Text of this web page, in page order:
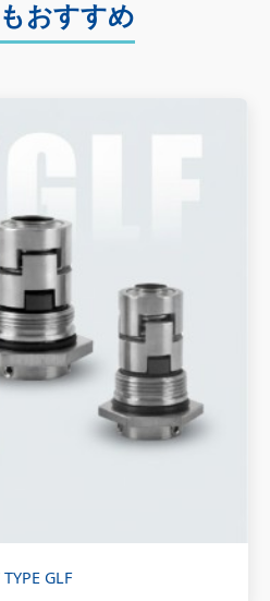
おすすめ
TYPE GLF